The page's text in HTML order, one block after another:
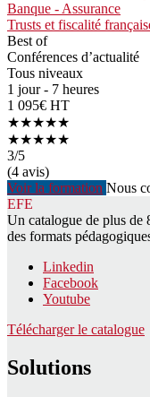
Banque - Assurance
Trusts et fiscalité
Best of
Conférences d’actualité
Tous niveaux
1 jour - 7 heures
1 095€ HT
★★★★★
★★★★★
3/5
(4 avis)
Voir la formation Nous
EFE
Un catalogue de plus de
des formats
Linkedin
Facebook
Youtube
Télécharger le catalogue
Solutions